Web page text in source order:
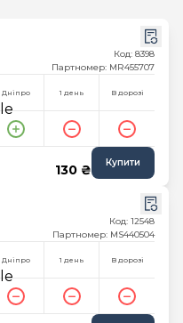
Код: 8398
Партномер: MR455707
Дніпро 1 день В дорозі
130 ₴ Купити
Код: 12548
Партномер: MS440504
Дніпро 1 день В дорозі